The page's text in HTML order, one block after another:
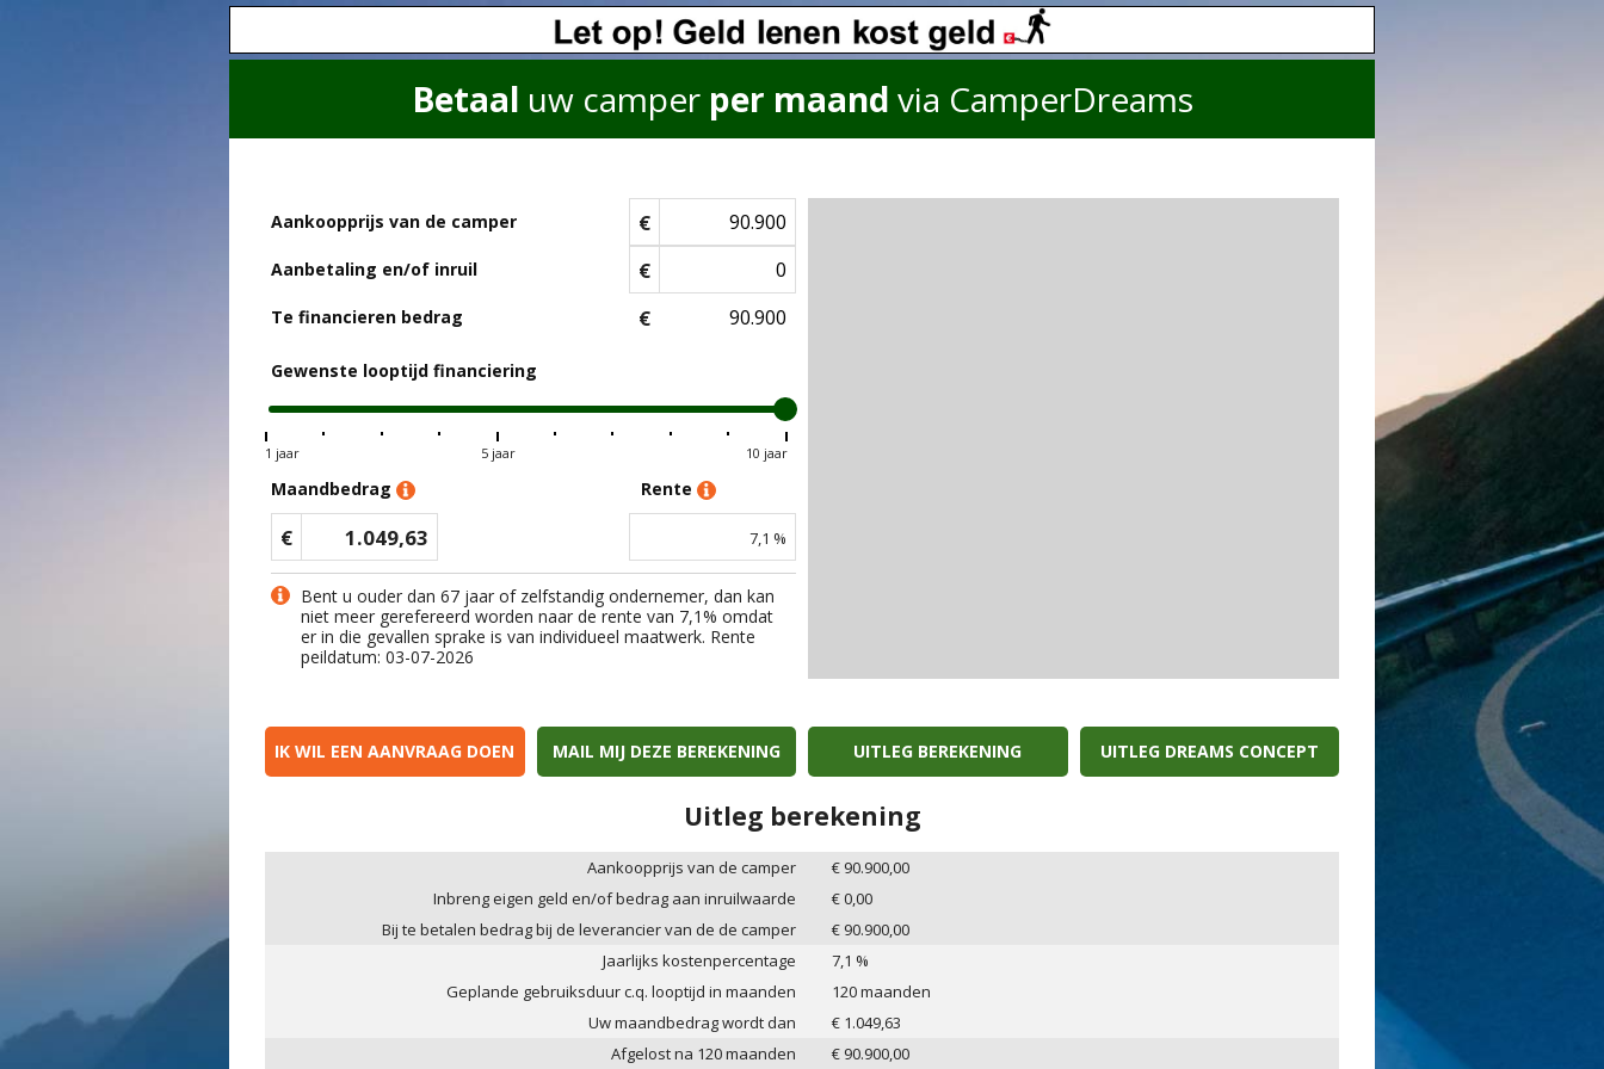
Betaal uw camper per maand via CamperDreams
Aankoopprijs van de camper €
Aanbetaling en/of inruil €
Te financieren bedrag €
Gewenste looptijd financiering
1 jaar 5 jaar 10 jaar
Maandbedrag
€ 1.049,63
Rente
7,1 %
Bent u ouder dan 67 jaar of zelfstandig ondernemer, dan kan
niet meer gerefereerd worden naar de rente van 7,1% omdat
er in die gevallen sprake is van individueel maatwerk. Rente
peildatum: 03-07-2026
IK WIL EEN AANVRAAG DOEN MAIL MIJ DEZE BEREKENING UITLEG BEREKENING UITLEG DREAMS CONCEPT
Uitleg berekening
Aankoopprijs van de camper € 90.900,00
Inbreng eigen geld en/of bedrag aan inruilwaarde
€0,00
Bij te betalen bedrag bij de leverancier van de de camper
€ 90.900,00
Jaarlijks kostenpercentage
7,1 %
Geplande gebruiksduur c.q. looptijd in maanden
120maanden
Uw maandbedrag wordt dan
€ 1.049,63
Afgelost na 120maanden € 90.900,00